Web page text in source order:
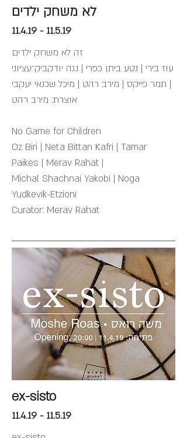
לא משחק ילדים
11.4.19 - 11.5.19
זה לא משחק ילדים
עוז בירי | נטע ביתן כפרי | נגה יודקביק־עציוני
| תמר פייקס | מירב רהט | מיכל שכנאי יעקבי
אוצרת: מירב רהט
No Game for Children
Oz Biri | Neta Bittan Kafri | Tamar
Paikes | Merav Rahat |
Michal Shachnai Yakobi | Noga
Yudkevik-Etzioni
Curator: Merav Rahat
ex-sisto
11.4.19 - 11.5.19